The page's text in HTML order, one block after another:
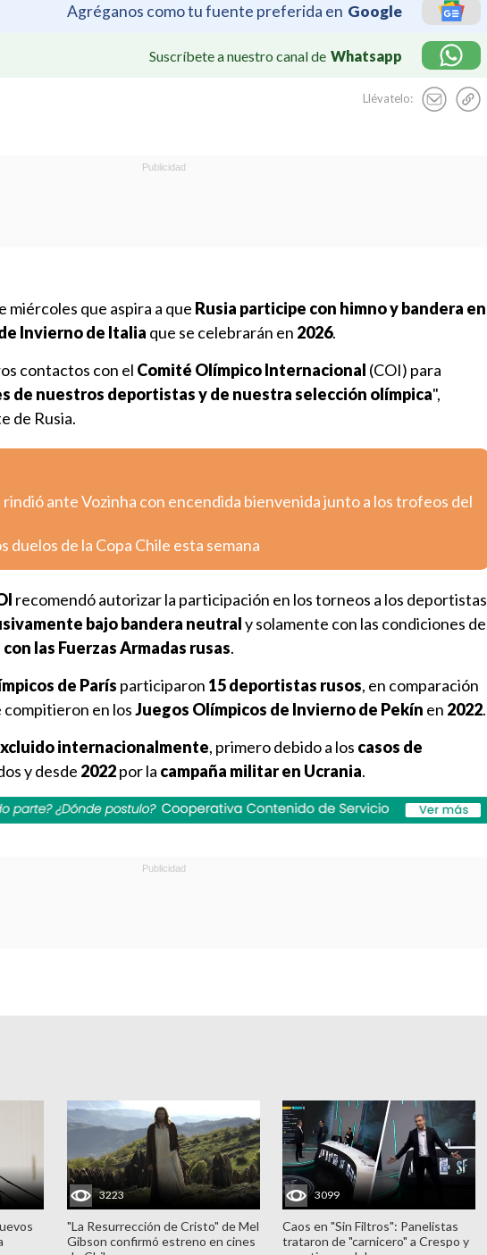
Agréganos como tu fuente preferida en Google
Suscríbete a nuestro canal de Whatsapp
Llévatelo:
miércoles que aspira a que Rusia participe con himno y bandera en
Invierno de Italia que se celebrarán en 2026.
contactos con el Comité Olímpico Internacional (COI) para
de nuestros deportistas y de nuestra selección olímpica",
de Rusia.
rindió ante Vozinha con encendida bienvenida junto a los trofeos del
duelos de la Copa Chile esta semana
recomendó autorizar la participación en los torneos a los deportistas
bajo bandera neutraly solamente con las condiciones de
las Fuerzas Armadas rusas.
de París participaron 15 deportistas rusos, en comparación
compitieron en losJuegos Olímpicos de Invierno de Pekín en 2022.
internacionalmente, primero debido a los casos de
y desde 2022por la campaña militar en Ucrania.
3223
"La Resurrección de Cristo" de Mel
Gibson confirmó estreno en cines
3099
Caos en "Sin Filtros": Panelistas
trataron de "carnicero" a Crespo y